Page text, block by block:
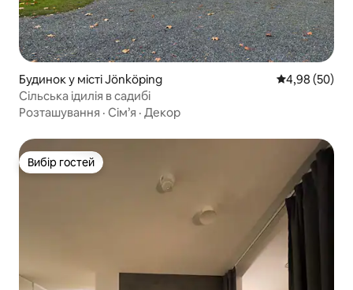
Будинок у місті Jönköping Середня
4,98 (50)
Сільська ідилія в садибі
Розташування · Сім’я · Декор
Вибір гостей
Вибір гостей